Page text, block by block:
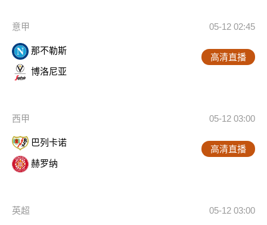
意甲 05-12 02:45
那不勒斯
博洛尼亚
高清直播
西甲 05-12 03:00
巴列卡诺
赫罗纳
高清直播
英超 05-12 03:00